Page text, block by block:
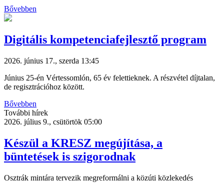
Bővebben
Digitális kompetenciafejlesztő program
2026. június 17., szerda 13:45
Június 25-én Vértessomlón, 65 év felettieknek. A részvétel díjtalan,
de regisztrációhoz között.
Bővebben
További hírek
2026. július 9., csütörtök 05:00
Készül a KRESZ megújítása, a
büntetések is szigorodnak
Osztrák mintára tervezik megreformálni a közúti közlekedés